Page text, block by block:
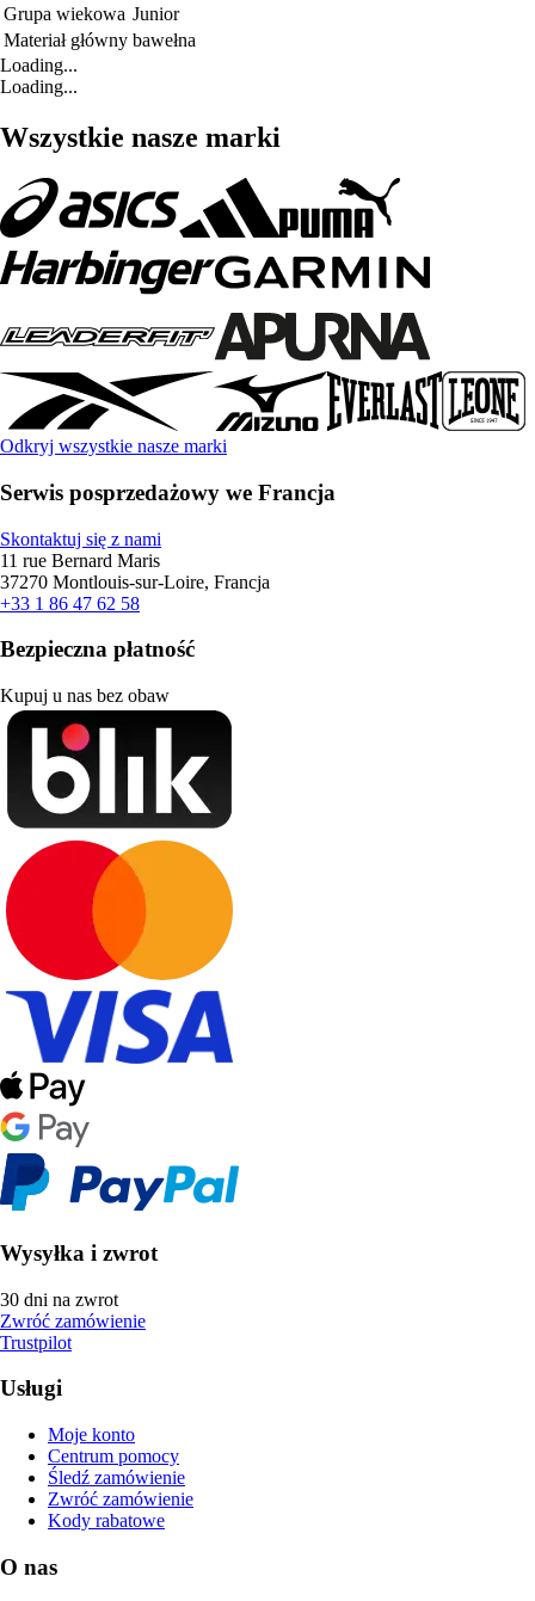
Grupa wiekowa Junior
Materiał główny bawełna
Loading...
Loading...
Wszystkie nasze marki
Odkryj wszystkie nasze marki
Serwis posprzedażowy we Francja
Skontaktuj się z nami
11 rue Bernard Maris
37270 Montlouis-sur-Loire, Francja
+33 1 86 47 62 58
Bezpieczna płatność
Kupuj u nas bez obaw
Wysyłka i zwrot
30 dni na zwrot
Zwróć zamówienie
Trustpilot
Usługi
Moje konto
Centrum pomocy
Śledź zamówienie
Zwróć zamówienie
Kody rabatowe
O nas